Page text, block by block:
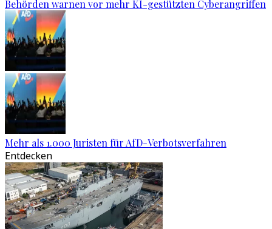
Behörden warnen vor mehr KI-gestützten Cyberangriffen
Mehr als 1.000 Juristen für AfD-Verbotsverfahren
Entdecken